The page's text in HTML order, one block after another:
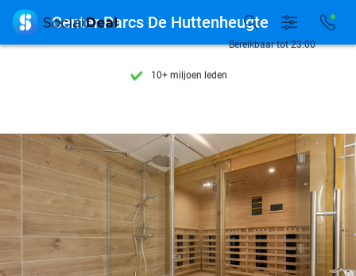
7 dagen per week beschikbaar
10+ miljoen leden
7 dagen per week beschikbaar
10+ miljoen leden
Bereikbaar tot 23:00
 Center Parcs De Huttenheugte